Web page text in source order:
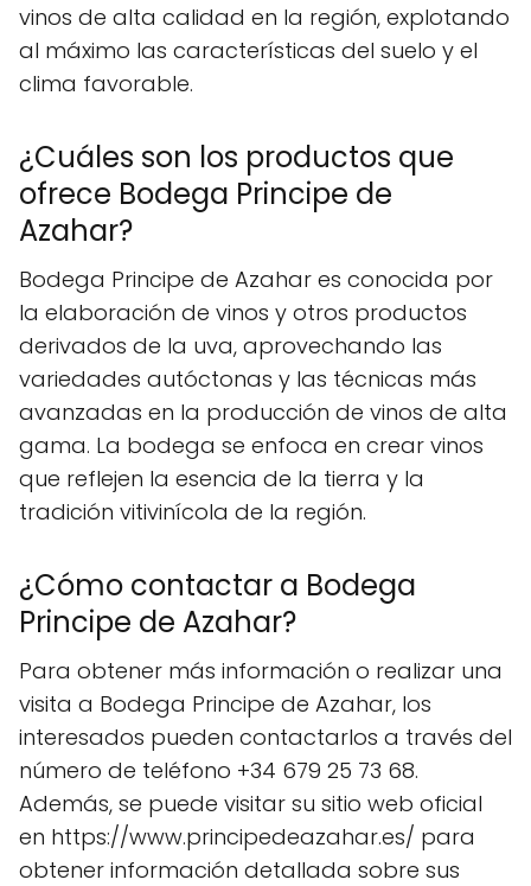
vinos de alta calidad en la región, explotando
al máximo las características del suelo y el
clima favorable.
¿Cuáles son los productos que
ofrece Bodega Principe de
Azahar?
Bodega Principe de Azahar es conocida por
la elaboración de vinos y otros productos
derivados de la uva, aprovechando las
variedades autóctonas y las técnicas más
avanzadas en la producción de vinos de alta
gama. La bodega se enfoca en crear vinos
que reflejen la esencia de la tierra y la
tradición vitivinícola de la región.
¿Cómo contactar a Bodega
Principe de Azahar?
Para obtener más información o realizar una
visita a Bodega Principe de Azahar, los
interesados pueden contactarlos a través del
número de teléfono +34 679 25 73 68.
Además, se puede visitar su sitio web oficial
en https://www.principedeazahar.es/ para
obtener información detallada sobre sus